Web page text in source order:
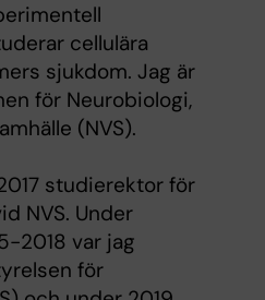
cellulära
sjukdom. Jag är
för Neurobiologi,
(NVS).
studierektor för
NVS. Under
2018 var jag
för